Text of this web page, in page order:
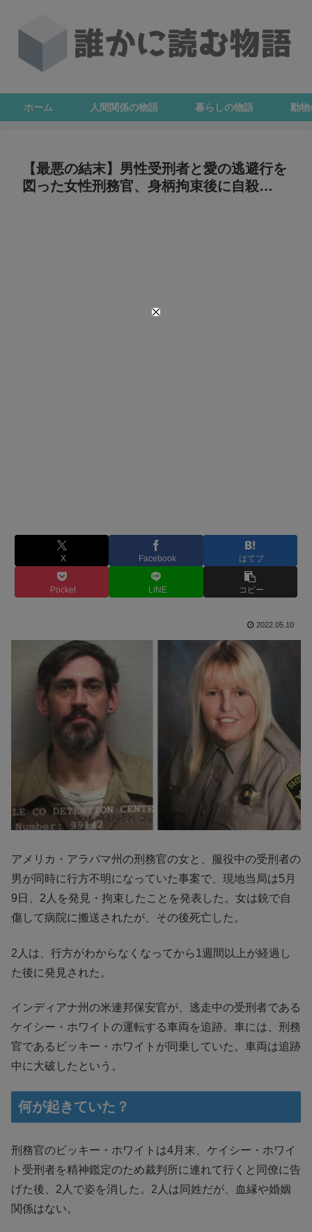
ホーム 人間関係の物語 暮らしの物語 動
【最悪の結末】男性受刑者と愛の逃避行を
図った女性刑務官、身柄拘束後に自殺…
X Facebook はてブ
Pocket LINE コピー
2022.05.10
アメリカ・アラバマ州の刑務官の女と、服役中の受刑者の
男が同時に行方不明になっていた事案で、現地当局は5月
9日、2人を発見・拘束したことを発表した。女は銃で自
傷して病院に搬送されたが、その後死亡した。
2人は、行方がわからなくなってから1週間以上が経過し
た後に発見された。
インディアナ州の米連邦保安官が、逃走中の受刑者である
ケイシー・ホワイトの運転する車両を追跡。車には、刑務
官であるビッキー・ホワイトが同乗していた。車両は追跡
中に大破したという。
何が起きていた？
刑務官のビッキー・ホワイトは4月末、ケイシー・ホワイ
ト受刑者を精神鑑定のため裁判所に連れて行くと同僚に告
げた後、2人で姿を消した。2人は同姓だが、血縁や婚姻
関係はない。